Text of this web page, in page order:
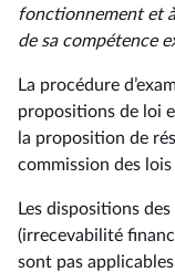
fonctionnement et
de sa compétence
La procédure
propositions de loi
la proposition de
commission des
Les dispositions
(irrecevabilité
sont pas